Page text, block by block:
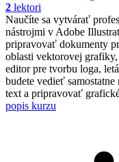
2 lektori
Naučíte sa vytvárať
nástrojmi v Adobe
pripravovať dokumenty
oblasti vektorovej
editor pre tvorbu loga,
budete vedieť
text a pripravovať
popis kurzu